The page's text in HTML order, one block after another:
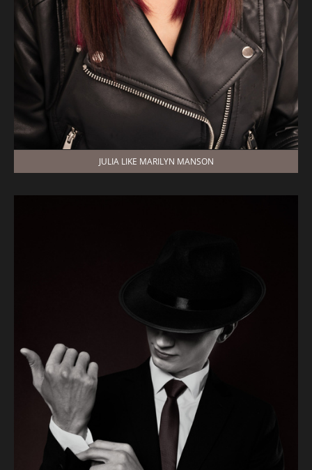
JULIA LIKE MARILYN MANSON